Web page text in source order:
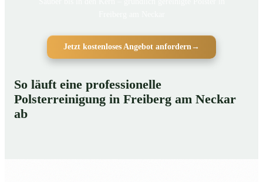
Jetzt kostenloses Angebot anfordern→
So läuft eine professionelle
Polsterreinigung in Freiberg am Neckar
ab